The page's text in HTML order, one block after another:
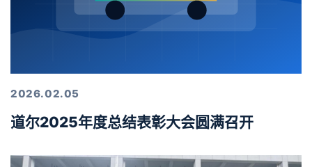
2026.02.05
道尔2025年度总结表彰大会圆满召开